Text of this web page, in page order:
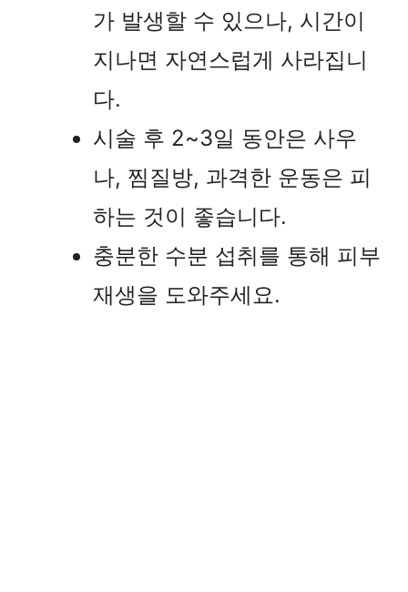
가 발생할 수 있으나, 시간이
지나면 자연스럽게 사라집니
다.
시술 후 2~3일 동안은 사우
나, 찜질방, 과격한 운동은 피
하는 것이 좋습니다.
충분한 수분 섭취를 통해 피부
재생을 도와주세요.